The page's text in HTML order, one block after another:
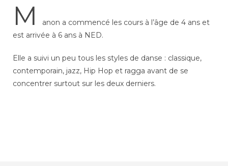
M
anon a commencé les cours à l’âge de 4 ans et
est arrivée à 6 ans à NED.
Elle a suivi un peu tous les styles de danse : classique,
contemporain, jazz, Hip Hop et ragga avant de se
concentrer surtout sur les deux derniers.